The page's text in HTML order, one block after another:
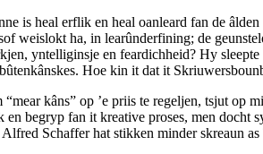
is heal erflik en heal oanleard fan de
weislokt ha, in learûnderfining; de
yntelliginsje en feardichheid? Hy
Hoe kin it dat it
kâns” op ’e priis te regeljen, tsjut
begryp fan it kreative proses, men docht
Schaffer hat stikken minder skreaun